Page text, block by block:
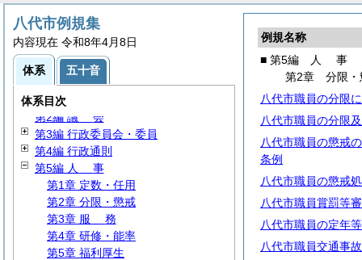
例規名称
■ 第5編
人 事
第2章 分限・
八代市職員の分限
八代市職員の分限
八代市職員の懲戒
条例
八代市職員の懲戒
八代市職員賞罰等
八代市職員の定年
八代市職員交通事
八代市例規集
内容現在 令和8年4月8日
体系 五十音
体系目次
第1編
第2編 議 会
第3編 行政委員会・委員
第4編 行政通則
第5編 人 事
第1章 定数・任用
第2章 分限・懲戒
第3章 服 務
第4章 研修・能率
第5章 福利厚生